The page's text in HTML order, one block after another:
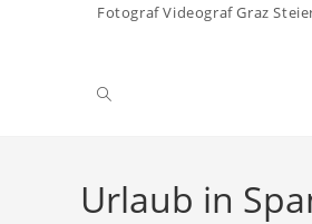
Fotograf Videograf Graz
Website-
Urlaub in